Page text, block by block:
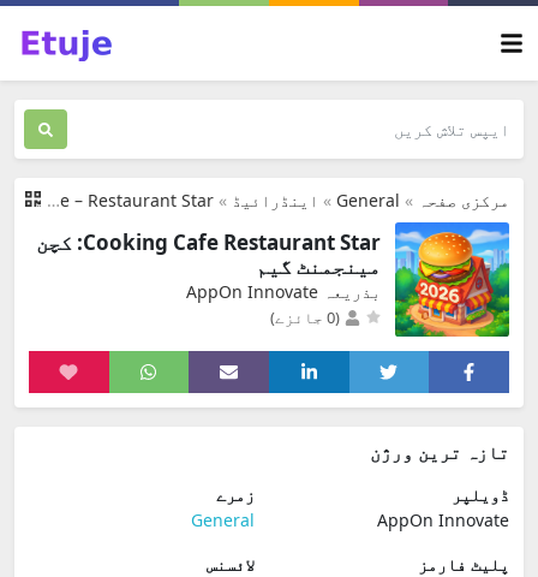
مرکزی صفحہ »
General
» اینڈرائیڈ »
Cooking Cafe – Restaurant Star
Cooking Cafe Restaurant Star: کچن
مینجمنٹ گیم
بذریعہ AppOn Innovate
(0 جائزے)
تازہ ترین ورژن
ڈویلپر
AppOn Innovate
زمرے
General
پلیٹ فارمز
لائسنس